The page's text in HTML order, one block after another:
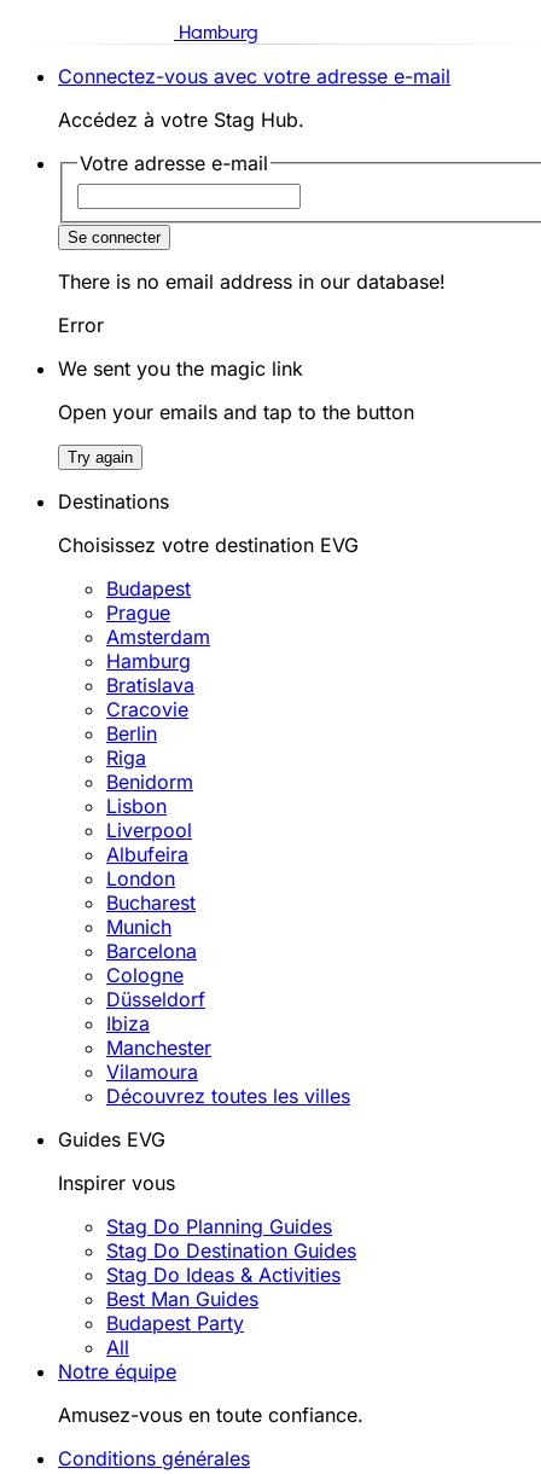
Hamburg
Connectez-vous avec votre adresse e-mail
Accédez à votre Stag Hub.
Votre adresse e-mail
Se connecter
There is no email address in our database!
Error
We sent you the magic link
Open your emails and tap to the button
Try again
Destinations
Choisissez votre destination EVG
Budapest
Prague
Amsterdam
Hamburg
Bratislava
Cracovie
Berlin
Riga
Benidorm
Lisbon
Liverpool
Albufeira
London
Bucharest
Munich
Barcelona
Cologne
Düsseldorf
Ibiza
Manchester
Vilamoura
Découvrez toutes les villes
Guides EVG
Inspirer vous
Stag Do Planning Guides
Stag Do Destination Guides
Stag Do Ideas & Activities
Best Man Guides
Budapest Party
All
Notre équipe
Amusez-vous en toute confiance.
Conditions générales